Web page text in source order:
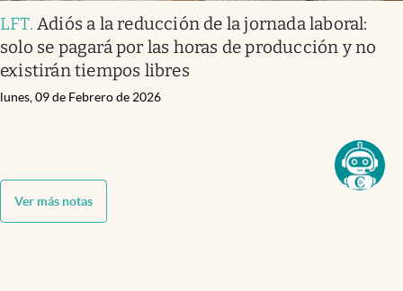
LFT. Adiós a la reducción de la jornada laboral:
solo se pagará por las horas de producción y no
existirán tiempos libres
lunes, 09 de Febrero de 2026
Ver más notas